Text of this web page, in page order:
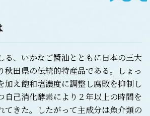
、いかなご醬油とともに日本の三大
秋田県の伝統的特産品である。しょっ
加え飽和塩濃度に調整し腐敗を抑制し
自己消化酵素により２年以上の時間を
てきた。したがって主成分は魚介類の